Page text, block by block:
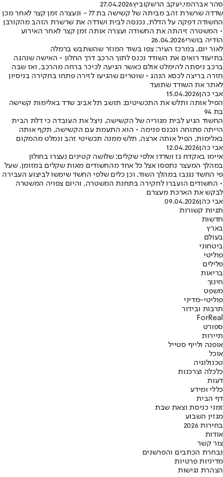
סהר אברהמי,יעקב הרשקוביץ27.04.2026
שדדה שרשרת זהב מביתה של קשישה בת 77 - ונעצרה זמן קצר לאחר מכן
החשודה דפקה על הדלת, נכנסה לבית ושדדה את שרשרת הזהב מהקורבן
• המשטרה זיהתה את החשודה ועצרה אותה זמן קצר לאחר האירוע
הודיה בושרי26.04.2026
לאור יום, במרכז העיר: צפו בשוד המוזר שהשתבש ברמלה
בתיעוד רואים את השודד נכנס לתוך הרכב דרך החלון • האישה שנהגה
ברכב ניסתה להימלט אולם כאשר הגיעה לכיכר ברחה מהרכב, ואז שבה
חזרה בריצה לכסא הנהג • שוטרים שהגיעו לזירה פתחו בחקירה בניסיון
לאתר את השודד שתועד
אבי כהן15.04.2026
הפיל אותה ותלש את התכשיטים: תושב תל אביב שדד באלימות קשישה
בת 94
החשוד הגיע לבית מגוריה של הקשישה, ניצל את העובדה כי דלת הבית
הייתה פתוחה ונכנס פנימה • הוא התעמת עם הקשישה, תקף אותה
באלימות, הפיל אותה ארצה, תלש ממנה תכשיטי זהב ונמלט מהמקום
אבי כהן12.04.2026
איימו באקדח גז ושדדו אלפי שקלים: שלושה קטינים נעצרו בחולון
במהלך המעצר נתפסו אצל כל אחד מהחשודים מאות שקלים במזומן, שעל
פי החשד נגנבו במהלך השוד, וכן כלים שלפי החשד שימשו לביצוע העבירה
• החשודים הועברו לחקירה בתחנת המשטרה, והיום צפויה המשטרה
לבקש את הארכת מעצרם
אבי כהן09.04.2026
תגיות קשורות
חדשות
בארץ
בעולם
ביטחוני
פוליטי
פלילים
בריאות
חינוך
משפט
פוליטי-מדיני
תרבות ובידור
ForReal
ספורט
תיירות
אופנה ולייף סטייל
אוכל
טכנולוגיה
כלכלה וצרכנות
דעות
כללי ומידע
דף הבית
זמני כניסת וצאת שבת
מגזין השבוע
בחירות 2026
אודות
צור קשר
נבחרת הכתבים והפרשנים
מדיניות פרטיות
הצהרת נגישות